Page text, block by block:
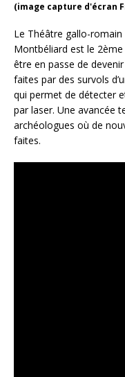
(image capture d'écran
Le Théâtre gallo-
Montbéliard est le
être en passe de
faites par des survols
qui permet de détecter
par laser. Une avancée
archéologues où de
faites.